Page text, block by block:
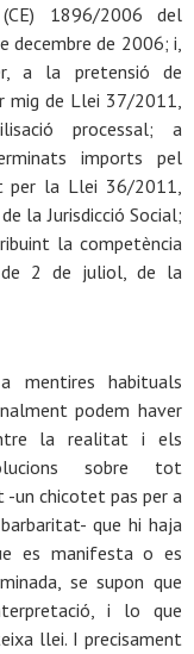
1896/2006 del
decembre de 2006; i,
a la pretensió de
mig de Llei 37/2011,
processal; a
imports pel
per la Llei 36/2011,
la Jurisdicció Social;
la competència
2 de juliol, de la
mentires habituals
podem haver
la realitat i els
sobre tot
un chicotet pas per a
que hi haja
es manifesta o es
se supon que
i lo que
llei. I precisament